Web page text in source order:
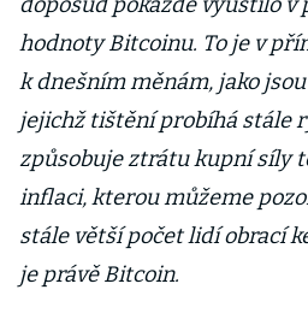
hodnoty Bitcoinu. To je v
k dnešním měnám, jako
jejichž tištění probíhá stále
způsobuje ztrátu kupní síly
inflaci, kterou můžeme
stále větší počet lidí obrací
je právě Bitcoin.